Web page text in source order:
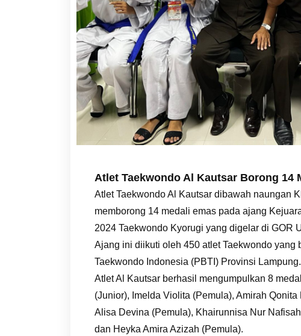
Atlet Taekwondo Al Kautsar Borong 14
Atlet Taekwondo Al Kautsar dibawah naungan
memborong 14 medali emas pada ajang
2024 Taekwondo Kyorugi yang digelar di GOR
Ajang ini diikuti oleh 450 atlet Taekwondo
Taekwondo Indonesia (PBTI) Provinsi Lampung.
Atlet Al Kautsar berhasil mengumpulkan 8
(Junior), Imelda Violita (Pemula), Amirah
Alisa Devina (Pemula), Khairunnisa Nur
dan Heyka Amira Azizah (Pemula).